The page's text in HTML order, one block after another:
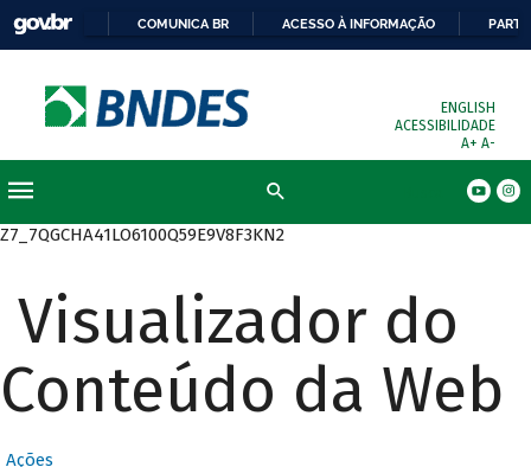
COMUNICA BR ACESSO À INFORMAÇÃO
ENGLISH
ACESSIBILIDADE
A+ A-
Z7_7QGCHA41LO6100Q59E9V8F3KN2
Visualizador do
Conteúdo da Web
Ações